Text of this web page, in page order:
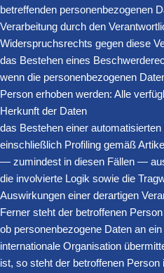
betreffenden personenbezogenen
Verarbeitung durch den
Widerspruchsrechts gegen diese
das Bestehen eines
wenn die personenbezogenen
Person erhoben werden: Alle
Herkunft der Daten
das Bestehen einer
einschließlich Profiling gemäß
— zumindest in diesen Fällen —
die involvierte Logik sowie die
Auswirkungen einer derartigen
Ferner steht der betroffenen
ob personenbezogene Daten an
internationale Organisation
ist, so steht der betroffenen